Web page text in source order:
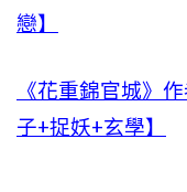
戀】
《花重錦官城》
子+捉妖+玄學】